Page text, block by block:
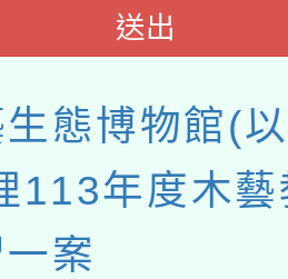
送出
態博物館(
113年度木
案